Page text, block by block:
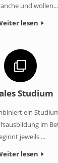
und wollen...
lesen
Studium
ein
im
jeweils ...
lesen